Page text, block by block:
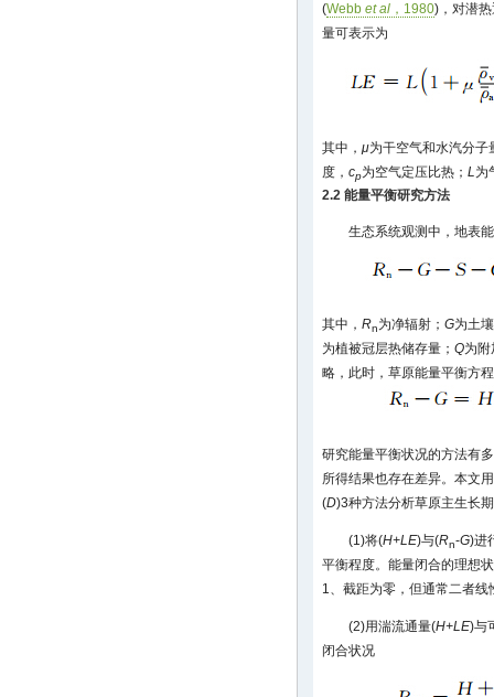
(Webb et al ，1980)，对潜
量可表示为
其中， μ为干空气和水汽分子
度， cp为空气定压比热； L为
2.2 能量平衡研究方法
生态系统观测中，地表
其中， Rn为净辐射； G为土
为植被冠层热储存量； Q为
略，此时，草原能量平衡方
研究能量平衡状况的方法有
所得结果也存在差异。本文
(D)3种方法分析草原主生长
(1)将(H+LE)与(Rn-G)进
平衡程度。能量闭合的理想
1、截距为零，但通常二者
(2)用湍流通量(H+LE)与
闭合状况